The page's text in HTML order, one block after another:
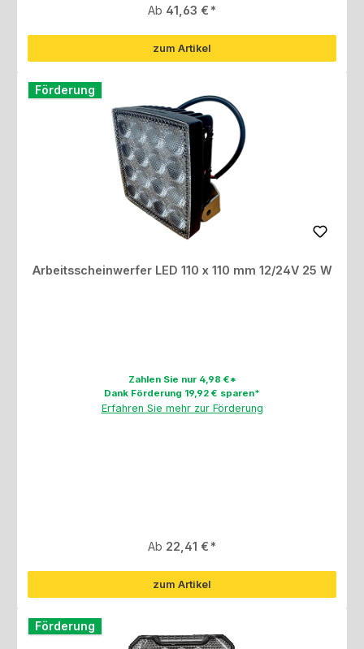
Regulärer Preis:
Ab 41,63 €
zum Artikel
Förderung
Arbeitsscheinwerfer LED 110 x 110 mm 12/24V 25 W
Zahlen Sie nur 4,98 €*
Dank Förderung 19,92 € sparen*
Erfahren Sie mehr zur Förderung
Regulärer Preis:
Ab 22,41 €
zum Artikel
Förderung